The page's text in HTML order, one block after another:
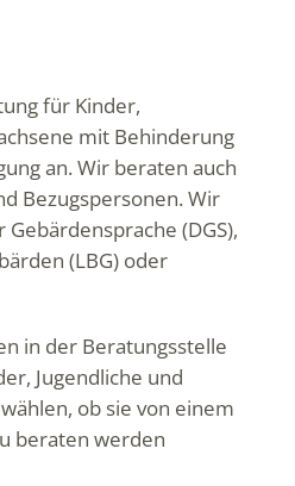
für Kinder,
mit Behinderung
an. Wir beraten auch
Bezugspersonen. Wir
(DGS),
(LBG) oder
in der Beratungsstelle
Jugendliche und
ob sie von einem
beraten werden